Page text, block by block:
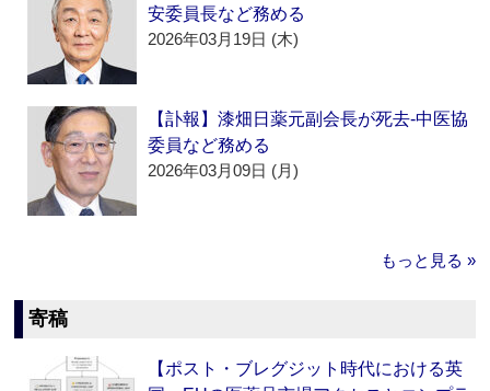
安委員長など務める
2026年03月19日 (木)
【訃報】漆畑日薬元副会長が死去‐中医協
委員など務める
2026年03月09日 (月)
もっと見る »
寄稿
【ポスト・ブレグジット時代における英